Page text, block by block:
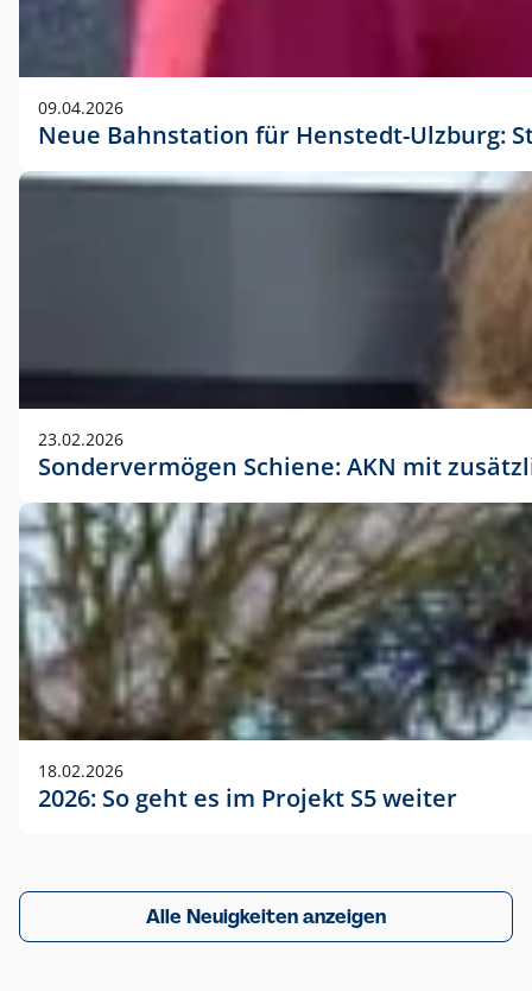
09.04.2026
Neue Bahnstation für Henstedt-Ulzburg:
23.02.2026
Sondervermögen Schiene: AKN mit
18.02.2026
2026: So geht es im Projekt S5 weiter
Alle Neuigkeiten anzeigen